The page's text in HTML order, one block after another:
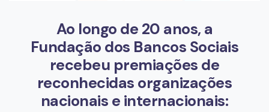
Ao longo de 20 anos, a
Fundação dos Bancos Sociais
recebeu premiações de
reconhecidas organizações
nacionais e internacionais: